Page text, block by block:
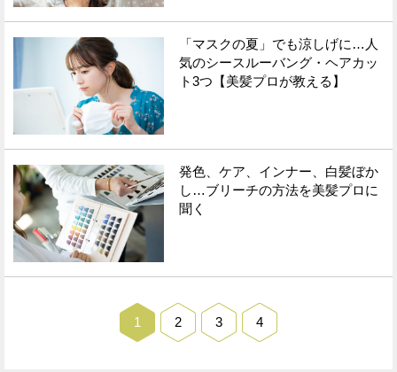
「マスクの夏」でも涼しげに…人
気のシースルーバング・ヘアカッ
ト3つ【美髪プロが教える】
発色、ケア、インナー、白髪ぼか
し…ブリーチの方法を美髪プロに
聞く
1 2 3 4